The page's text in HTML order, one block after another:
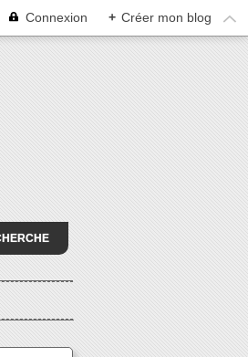
Connexion + Créer mon blog